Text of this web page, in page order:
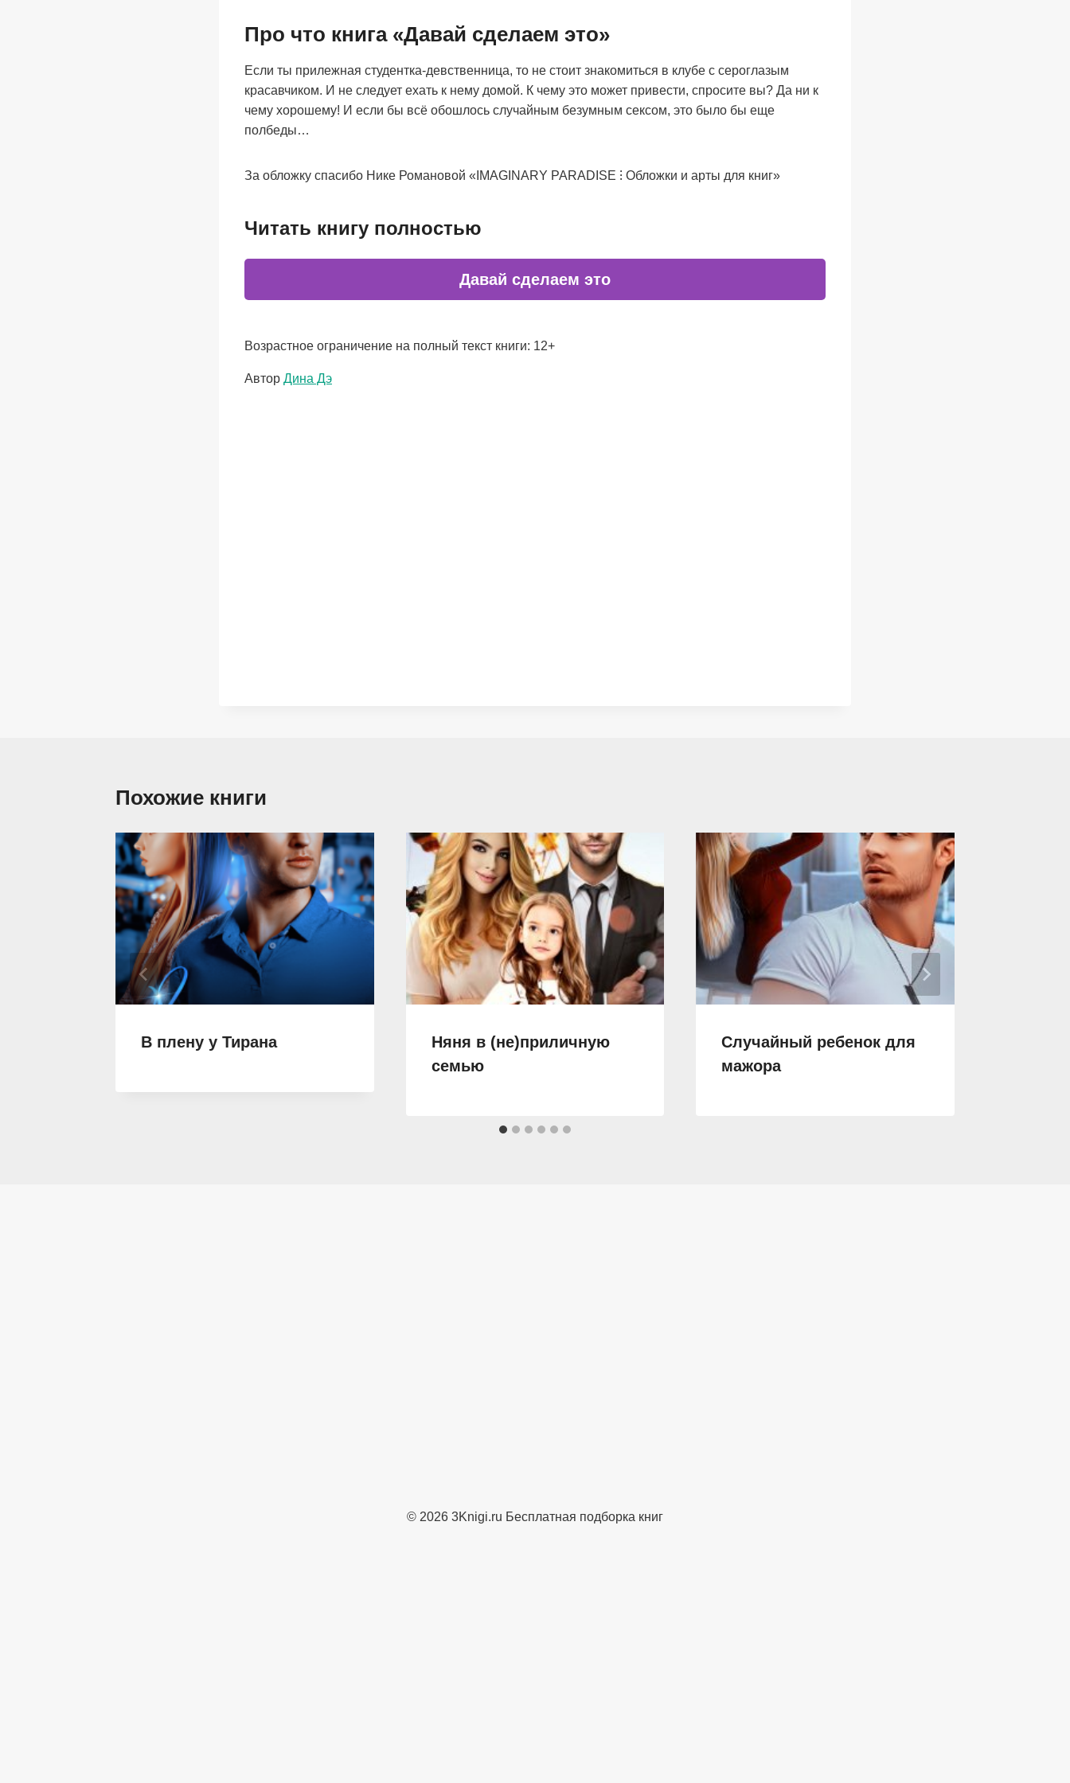
Про что книга «Давай сделаем это»
Если ты прилежная студентка-девственница, то не стоит знакомиться в клубе с сероглазым
красавчиком. И не следует ехать к нему домой. К чему это может привести, спросите вы? Да ни к
чему хорошему! И если бы всё обошлось случайным безумным сексом, это было бы еще
полбеды…
За обложку спасибо Нике Романовой «IMAGINARY PARADISE ⁝ Обложки и арты для книг»
Читать книгу полностью
Давай сделаем это
Возрастное ограничение на полный текст книги: 12+
Метки
Автор Дина Дэ
Похожие книги
В плену у Тирана
Няня в (не)приличную
семью
Случайный ребенок для
мажора
© 2026 3Knigi.ru Бесплатная подборка книг